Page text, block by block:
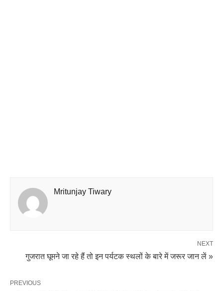
Mritunjay Tiwary
NEXT
गुजरात घूमने जा रहे हैं तो इन पर्यटक स्थलों के बारे में जरूर जान लें »
PREVIOUS